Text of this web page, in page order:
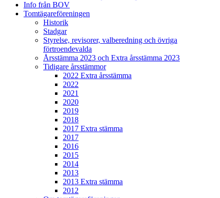
Info från BOV
Tomtägareföreningen
Historik
Stadgar
Styrelse, revisorer, valberedning och övriga
förtroendevalda
Årsstämma 2023 och Extra årsstämma 2023
Tidigare årsstämmor
2022 Extra årsstämma
2022
2021
2020
2019
2018
2017 Extra stämma
2017
2016
2015
2014
2013
2013 Extra stämma
2012